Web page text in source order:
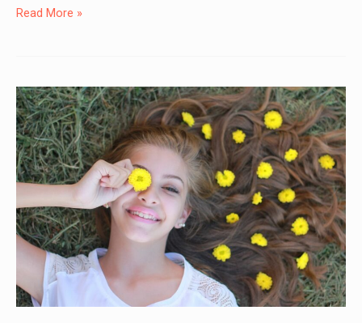
Ouderavond
kind
wordt
een
puber!
Read More »